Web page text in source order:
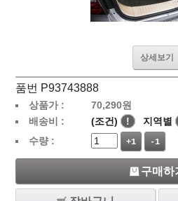
상세보기
품번 P93743888
상품가 : 70,290원
배송비 :
(조건) ! 지역별
수량 :
+1 -1
구매하